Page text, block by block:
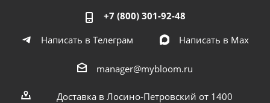
+7 (800) 301-92-48
Написать в Телеграм
Написать в Мах
manager@mybloom.ru
Доставка в Лосино-Петровский от 1400